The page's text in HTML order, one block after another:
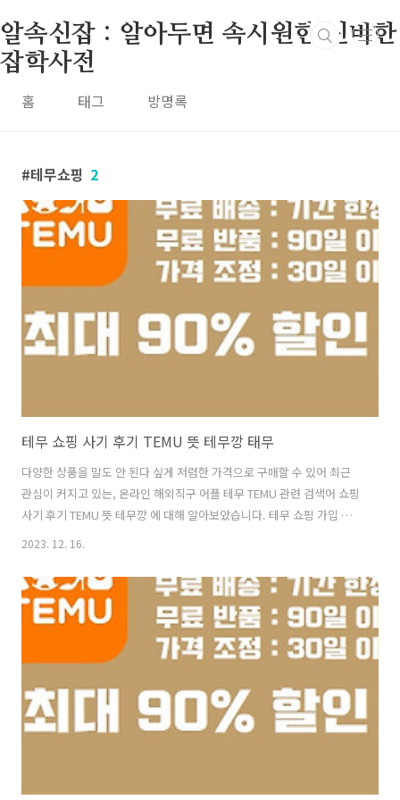
알속신잡 : 알아두면 속시원한 신비한
잡학사전
홈 태그 방명록
테무쇼핑 2
테무 쇼핑 사기 후기 TEMU 뜻 테무깡 태무
다양한 상품을 말도 안 된다 싶게 저렴한 가격으로 구매할 수 있어 최근
관심이 커지고 있는, 온라인 해외직구 어플 테무 TEMU 관련 검색어 쇼핑
사기 후기 TEMU 뜻 테무깡 에 대해 알아보았습니다. 테무 쇼핑 가입 탈
퇴 방법 하기 무료 TEMU 추천 추천인 코드 포인트 테무 쇼핑 가입 탈퇴
에서 출시된 지 3개월만인 10월, 신규 사용자수 증가 1위 쇼핑몰 앱에 등
극한 테무 TEMU 에 대해 테무 쇼핑 가입 탈퇴 TEMU 추천 추천인 까지
알아보겠습니다. 1. 테무 쇼핑 TEMU moses22.com 1. 테무 쇼핑 사기
테무 Temu는 온라인 쇼핑 사이트로, 가정용품, 의류, 전자제품, 스포츠
장비 등등 없는 게 없다는 말..
2023. 12. 16.